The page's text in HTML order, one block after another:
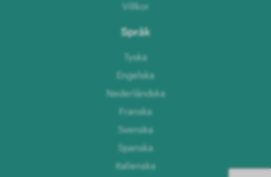
Villkor
Språk
Tyska
Engelska
Nederländska
Franska
Svenska
Spanska
Italienska